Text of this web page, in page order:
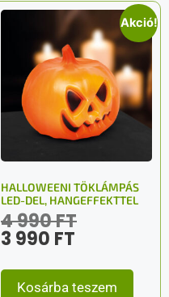
Akció!
HALLOWEENI TÖKLÁMPÁS
LED-DEL, HANGEFFEKTTEL
4 990FT
3 990 FT
Kosárba teszem